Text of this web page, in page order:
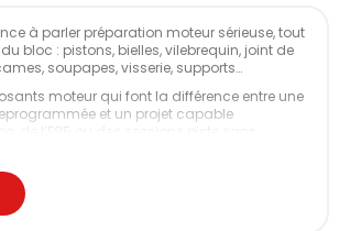
à parler préparation moteur sérieuse, tout
du bloc : pistons, bielles, vilebrequin, joint de
soupapes, visserie, supports…
moteur qui font la différence entre une
et un projet capable
l’ensemble des composants moteur
proposés par Swapland, montés et validés
drift, piste, rallye, route très sportive.